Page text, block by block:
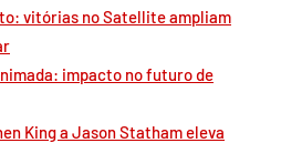
vitórias no Satellite ampliam
impacto no futuro de
King a Jason Statham eleva